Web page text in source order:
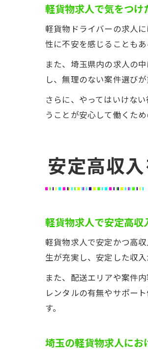
軽貨物求人で気をつけ
軽貨物ドライバーの求人
性に不安を感じることも
また、埼玉県内の求人の
し、無理のない案件選びが
さらに、やってはいけな
うことが安心して働くた
安定高収
軽貨物求人で安定高収
軽貨物求人で安定かつ高
生が充実し、安定した収
また、配送エリアや案件
レンタルの有無やサポー
す。
埼玉の軽貨物求人にお